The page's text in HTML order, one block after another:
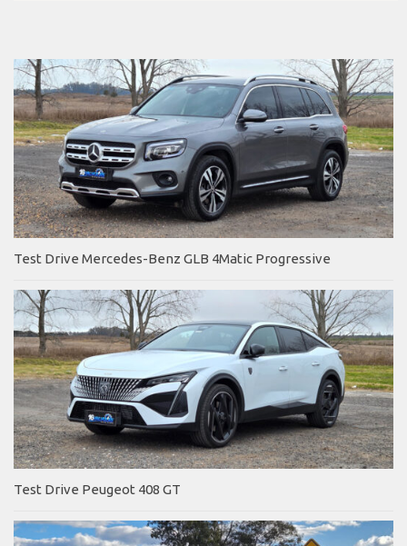
Test Drive Mercedes-Benz GLB 4Matic Progressive
Test Drive Peugeot 408 GT